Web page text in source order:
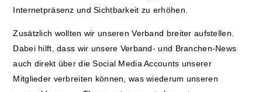
Internetpräsenz und Sichtbarkeit zu erhöhen.
Zusätzlich wollten wir unseren Verband breiter aufstellen.
Dabei hilft, dass wir unsere Verband- und Branchen-News
auch direkt über die Social Media Accounts unserer
Mitglieder verbreiten können, was wiederum unseren